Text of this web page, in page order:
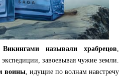
называли храбрецов
завоевывая чужие земли.
воины , идущие по волнам навстречу